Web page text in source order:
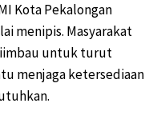
Kota Pekalongan
menipis. Masyarakat
untuk turut
menjaga ketersediaan